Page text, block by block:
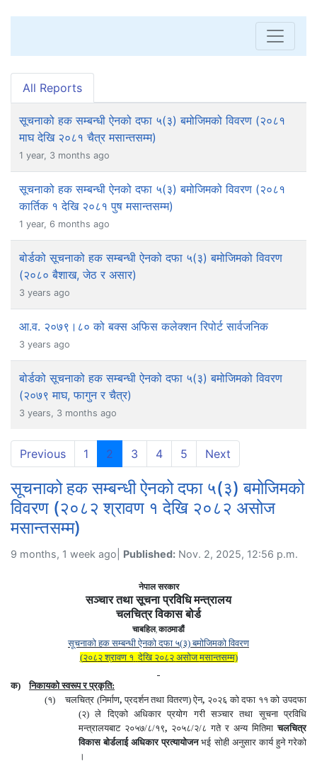
All Reports
सूचनाको हक सम्बन्धी ऐनको दफा ५(३) बमोजिमको विवरण (२०८१
माघ देखि २०८१ चैत्र मसान्तसम्म)
1 year, 3 months ago
सूचनाको हक सम्बन्धी ऐनको दफा ५(३) बमोजिमको विवरण (२०८१
कार्तिक १ देखि २०८१ पुष मसान्तसम्म)
1 year, 6 months ago
बोर्डको सूचनाको हक सम्बन्धी ऐनको दफा ५(३) बमोजिमको विवरण
(२०८० बैशाख, जेठ र असार)
3 years ago
आ.व. २०७९।८० को बक्स अफिस कलेक्शन रिपोर्ट सार्वजनिक
3 years ago
बोर्डको सूचनाको हक सम्बन्धी ऐनको दफा ५(३) बमोजिमको विवरण
(२०७९ माघ, फागुन र चैत्र)
3 years, 3 months ago
Previous 1 2 (current)
3 4 5 Next
सूचनाको हक सम्बन्धी ऐनको दफा ५(३) बमोजिमको
विवरण (२०८२ श्रावण १ देखि २०८२ असोज
मसान्तसम्म)
9 months, 1 week ago| Published: Nov. 2, 2025, 12:56 p.m.
नेपाल सरकार
सञ्चार तथा सूचना प्रविधि मन्त्रालय
चलचित्र विकास बोर्ड
चाबहिल, काठमाडौं
सूचनाको हक सम्बन्धी ऐनको दफा ५(३) बमोजिमको विवरण
(२०८२ श्रावण १ देखि २०८२ असोजमसान्तसम्म)
क) निकायको स्वरूप र प्रकृति:
(१) चलचित्र (निर्माण,प्रदर्शन तथा वितरण) ऐन, २०२६ को दफा ११ को उपदफा
(२) ले दिएको अधिकार प्रयोग गरी सञ्चार तथा सूचना प्रविधि
मन्त्रालयबाट २०५७/८/१९, २०५८/२/८ गते र अन्य मितिमाचलचित्र
विकास बोर्डलाई अधिकार प्रत्यायोजनभई सोही अनुसार कार्य हुने गरेको
।